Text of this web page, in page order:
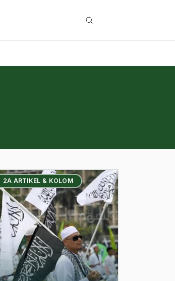
2A ARTIKEL & KOLOM